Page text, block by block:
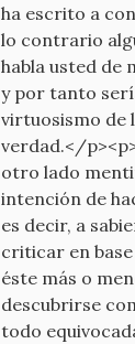
ha escrito a
lo contrario
habla usted de
y por tanto
virtuosismo de
verdad.</
otro lado
intención de
es decir, a
criticar en
éste más o
descubrirse
todo